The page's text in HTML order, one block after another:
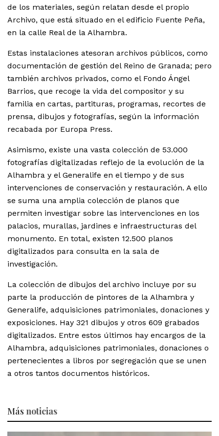
de los materiales, según relatan desde el propio
Archivo, que está situado en el edificio Fuente Peña,
en la calle Real de la Alhambra.
Estas instalaciones atesoran archivos públicos, como
documentación de gestión del Reino de Granada; pero
también archivos privados, como el Fondo Ángel
Barrios, que recoge la vida del compositor y su
familia en cartas, partituras, programas, recortes de
prensa, dibujos y fotografías, según la información
recabada por Europa Press.
Asimismo, existe una vasta colección de 53.000
fotografías digitalizadas reflejo de la evolución de la
Alhambra y el Generalife en el tiempo y de sus
intervenciones de conservación y restauración. A ello
se suma una amplia colección de planos que
permiten investigar sobre las intervenciones en los
palacios, murallas, jardines e infraestructuras del
monumento. En total, existen 12.500 planos
digitalizados para consulta en la sala de
investigación.
La colección de dibujos del archivo incluye por su
parte la producción de pintores de la Alhambra y
Generalife, adquisiciones patrimoniales, donaciones y
exposiciones. Hay 321 dibujos y otros 609 grabados
digitalizados. Entre estos últimos hay encargos de la
Alhambra, adquisiciones patrimoniales, donaciones o
pertenecientes a libros por segregación que se unen
a otros tantos documentos históricos.
Más noticias